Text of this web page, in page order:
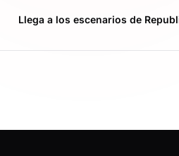
Llega a los escenarios de